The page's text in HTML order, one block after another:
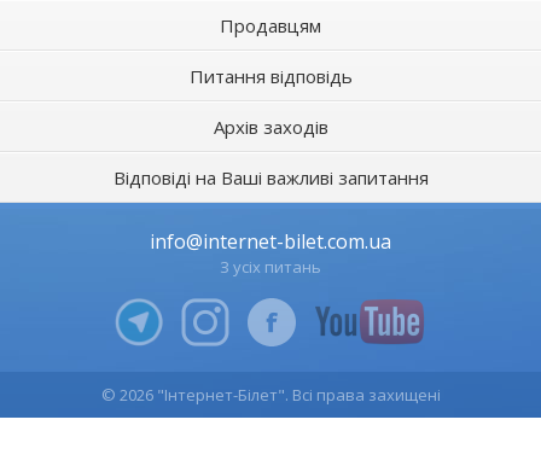
Продавцям
Питання відповідь
Архів заходів
Відповіді на Ваші важливі запитання
info@internet-bilet.com.ua
З усіх питань
© 2026 "Інтернет-Білет". Всі права захищені